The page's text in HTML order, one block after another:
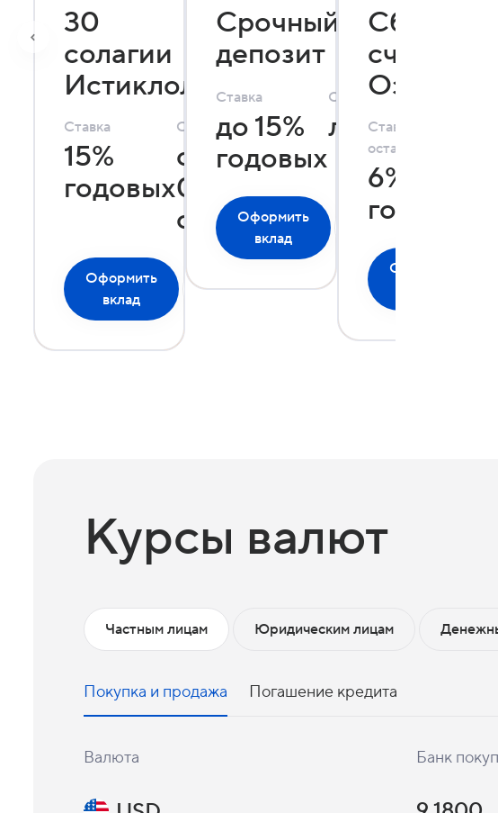
30
солагии
Истиклолият
Ставка
15%
годовых
Сумма
от 50
000
сомони
Оформить
вклад
Срочный
депозит
Ставка
до 15%
годовых
Сумма
любая
Оформить
вклад
Подробнее
счет
Озод
Ставка на
остаток
6%
годовых
Оформить
Курсы валют
Частным лицам Юридическим лицам
Покупка и продажа Погашение кредита
Валюта Банк